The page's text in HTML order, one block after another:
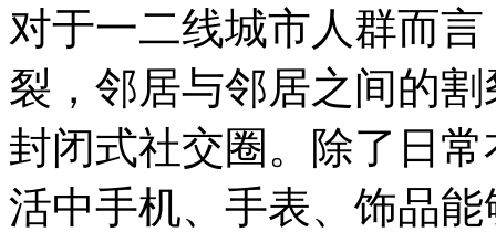
对于一二线城市人群而
裂，邻居与邻居之间的
封闭式社交圈。除了日
活中手机、手表、饰品